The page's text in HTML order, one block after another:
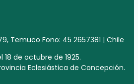
Temuco Fono: 45 2657381 | Chile
18 de octubre de 1925.
Eclesiástica de Concepción.